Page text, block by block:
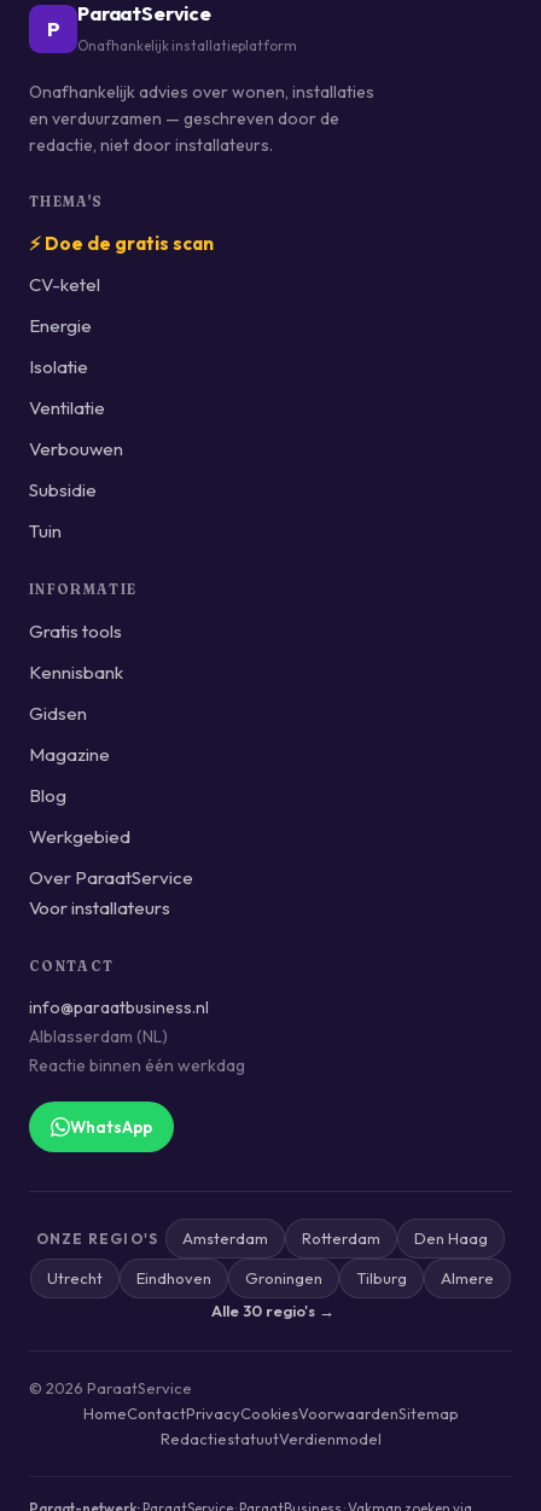
P
ParaatService
Onafhankelijk installatieplatform
Onafhankelijk advies over wonen, installaties
en verduurzamen — geschreven door de
redactie, niet door installateurs.
THEMA'S
⚡ Doe de gratis scan
CV-ketel
Energie
Isolatie
Ventilatie
Verbouwen
Subsidie
Tuin
INFORMATIE
Gratis tools
Kennisbank
Gidsen
Magazine
Blog
Werkgebied
Over ParaatService
Voor installateurs
CONTACT
info@paraatbusiness.nl
Alblasserdam (NL)
Reactie binnen één werkdag
WhatsApp
ONZE REGIO'S Amsterdam Rotterdam Den Haag
Utrecht Eindhoven Groningen Tilburg
Almere
Alle 30 regio's →
© 2026 ParaatService
HomeContactPrivacyCookiesVoorwaardenSitemap
RedactiestatuutVerdienmodel